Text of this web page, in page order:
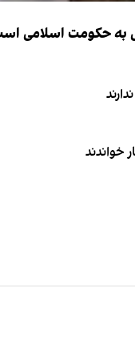
به حکومت اسلامی
خواندند